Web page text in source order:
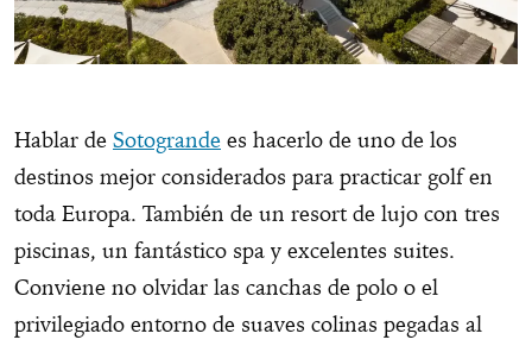
Hablar de Sotogrande es hacerlo de uno de los
destinos mejor considerados para practicar golf en
toda Europa. También de un resort de lujo con tres
piscinas, un fantástico spa y excelentes suites.
Conviene no olvidar las canchas de polo o el
privilegiado entorno de suaves colinas pegadas al